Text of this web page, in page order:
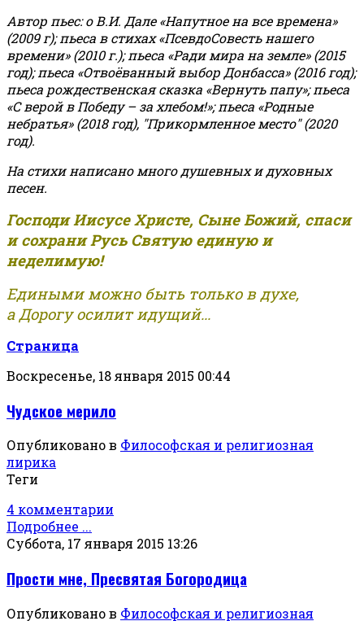
Автор пьес: о В.И. Дале «Напутное на все времена»
(2009 г); пьеса в стихах «ПсевдоСовесть нашего
времени» (2010 г.); пьеса «Ради мира на земле» (2015
год); пьеса «Отвоёванный выбор Донбасса» (2016 год);
пьеса рождественская сказка «Вернуть папу»; пьеса
«С верой в Победу – за хлебом!»;пьеса «Родные
небратья» (2018 год), "Прикормленное место" (2020
год).
На стихи написано много душевных и духовных
песен.
Господи Иисусе Христе, Сыне Божий, спаси
и сохрани Русь Святую единую и
неделимую!
Едиными можно быть только в духе,
а Дорогу осилит идущий...
Страница
Воскресенье, 18 января 2015 00:44
Чудское мерило
Опубликовано в Философская и религиозная
лирика
Теги
4 комментарии
Подробнее ...
Суббота, 17 января 2015 13:26
Прости мне, Пресвятая Богородица
Опубликовано в Философская и религиозная